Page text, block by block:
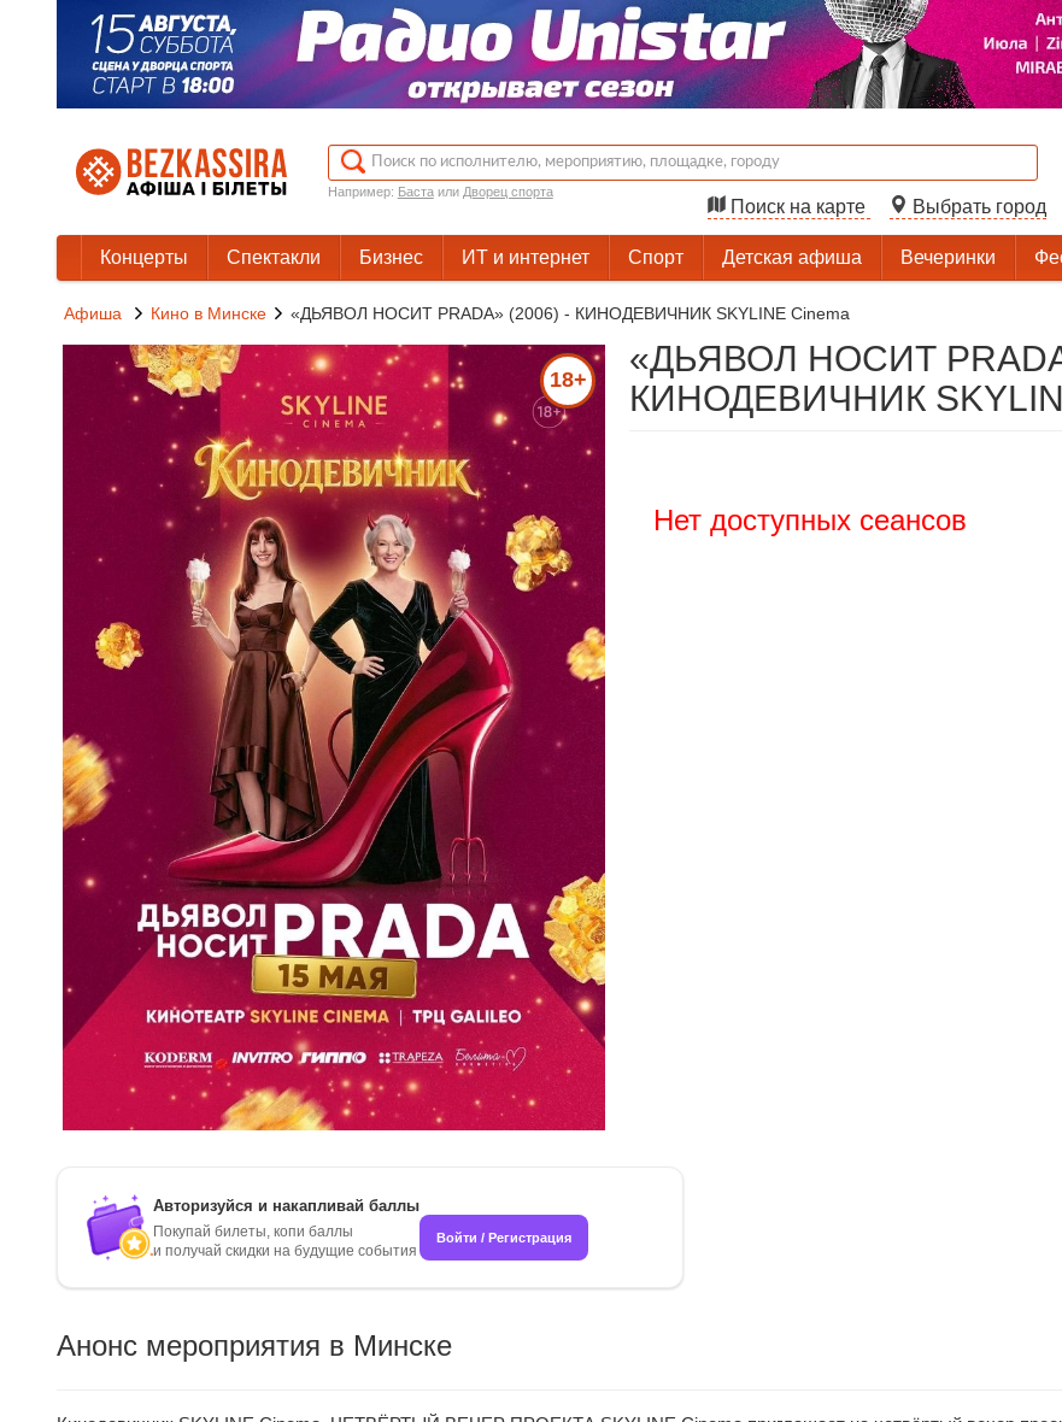
Например: Бастаили Дворец спорта
Поиск на карте Выбрать город
Концерты Спектакли Бизнес ИТ и интернет Спорт Детская афиша Вечеринки
Афиша Кино в Минске «ДЬЯВОЛ НОСИТ PRADA» (2006) - КИНОДЕВИЧНИК SKYLINE Cinema
18+
«ДЬЯВОЛ НОСИТ
КИНОДЕВИЧНИК
Нет доступных сеансов
Авторизуйся и накапливай баллы
Покупай билеты, копи баллы
и получай скидки на будущие события
Войти / Регистрация
Анонс мероприятия в Минске